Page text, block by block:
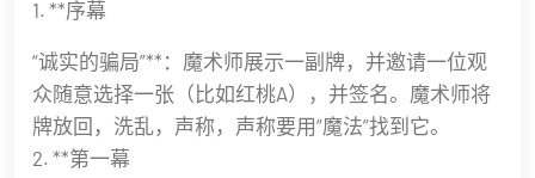
1. **序幕
“诚实的骗局”**：魔术师展示一副牌，并邀请一位观
众随意选择一张（比如红桃A），并签名。魔术师将
牌放回，洗乱，声称，声称要用“魔法”找到它。
2. **第一幕